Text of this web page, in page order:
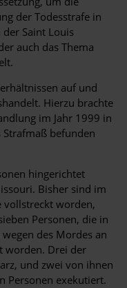
der Todesstrafe in
Saint Louis
auch das Thema
auf und
Hierzu brachte
im Jahr 1999 in
befunden
hingerichtet
Bisher sind im
vollstreckt worden,
Personen, die in
des Mordes an
worden. Drei der
und zwei von ihnen
Personen exekutiert.